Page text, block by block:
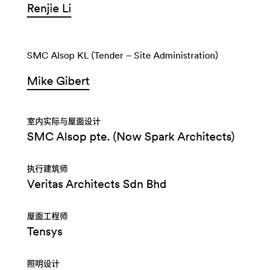
Renjie Li
SMC Alsop KL (Tender – Site Administration)
Mike Gibert
室内实际与屋面设计
SMC Alsop pte. (Now Spark Architects)
执行建筑师
Veritas Architects Sdn Bhd
屋面工程师
Tensys
照明设计